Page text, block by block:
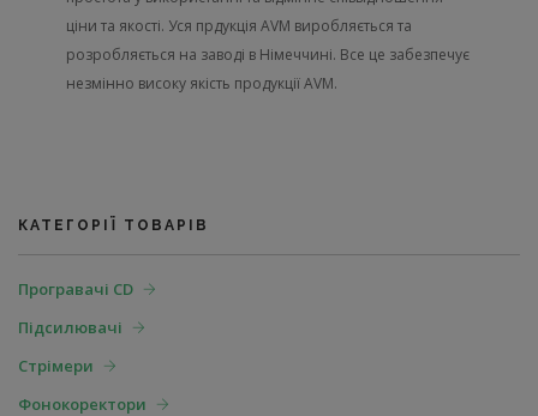
ціни та якості. Уся прдукція AVM виробляється та
розробляється на заводі в Німеччині. Все це забезпечує
незмінно високу якість продукції AVM.
КАТЕГОРІЇ ТОВАРІВ
Програвачі CD
Підсилювачі
Стрімери
Фонокоректори